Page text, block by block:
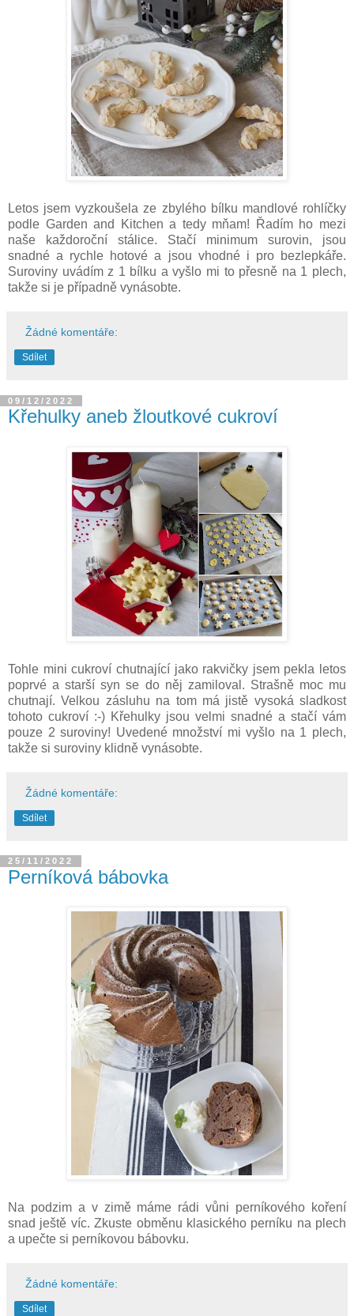
Letos jsem vyzkoušela ze zbylého bílku mandlové rohlíčky
podle Garden and Kitchen a tedy mňam! Řadím ho mezi
naše každoroční stálice. Stačí minimum surovin, jsou
snadné a rychle hotové a jsou vhodné i pro bezlepkáře.
Suroviny uvádím z 1 bílku a vyšlo mi to přesně na 1 plech,
takže si je případně vynásobte.
Žádné komentáře:
Sdílet
09/12/2022
Křehulky aneb žloutkové cukroví
Tohle mini cukroví chutnající jako rakvičky jsem pekla letos
poprvé a starší syn se do něj zamiloval. Strašně moc mu
chutnají. Velkou zásluhu na tom má jistě vysoká sladkost
tohoto cukroví :-) Křehulky jsou velmi snadné a stačí vám
pouze 2 suroviny! Uvedené množství mi vyšlo na 1 plech,
takže si suroviny klidně vynásobte.
Žádné komentáře:
Sdílet
25/11/2022
Perníková bábovka
Na podzim a v zimě máme rádi vůni perníkového koření
snad ještě víc. Zkuste obměnu klasického perníku na plech
a upečte si perníkovou bábovku.
Žádné komentáře:
Sdílet